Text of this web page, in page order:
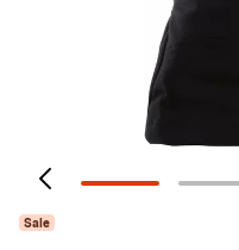
Sale